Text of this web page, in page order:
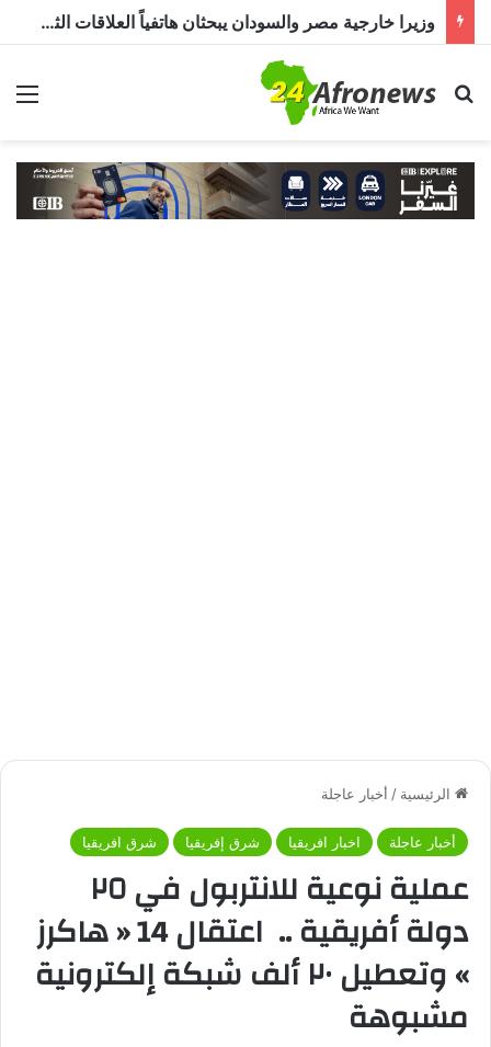
وزيرا خارجية مصر والسودان يبحثان هاتفياً العلاقات الثنائية وتطورات الأزمة السودانية
بحث عن
الرئيسية / أخبار عاجلة
أخبار عاجلة اخبار افريقيا شرق إفريقيا شرق افريقيا
عملية نوعية للانتربول في ٢٥
دولة أفريقية .. اعتقال 14 « هاكرز
» وتعطيل ٢٠ ألف شبكة إلكترونية
مشبوهة